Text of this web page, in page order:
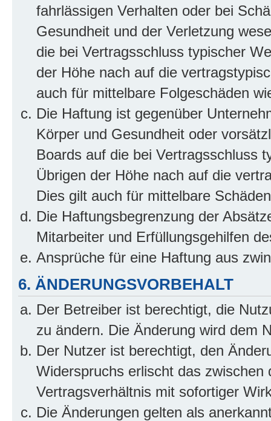
fahrlässigen Verhalten oder bei
Gesundheit und der Verletzung
die bei Vertragsschluss typischer
der Höhe nach auf die
auch für mittelbare Folgeschäden
Die Haftung ist gegenüber
Körper und Gesundheit oder
Boards auf die bei Vertragsschluss
Übrigen der Höhe nach auf die
Dies gilt auch für mittelbare
Die Haftungsbegrenzung der
Mitarbeiter und Erfüllungsgehilfen
Ansprüche für eine Haftung aus
6. ÄNDERUNGSVORBEHALT
Der Betreiber ist berechtigt, die
zu ändern. Die Änderung wird dem
Der Nutzer ist berechtigt, den
Widerspruchs erlischt das
Vertragsverhältnis mit sofortiger
Die Änderungen gelten als